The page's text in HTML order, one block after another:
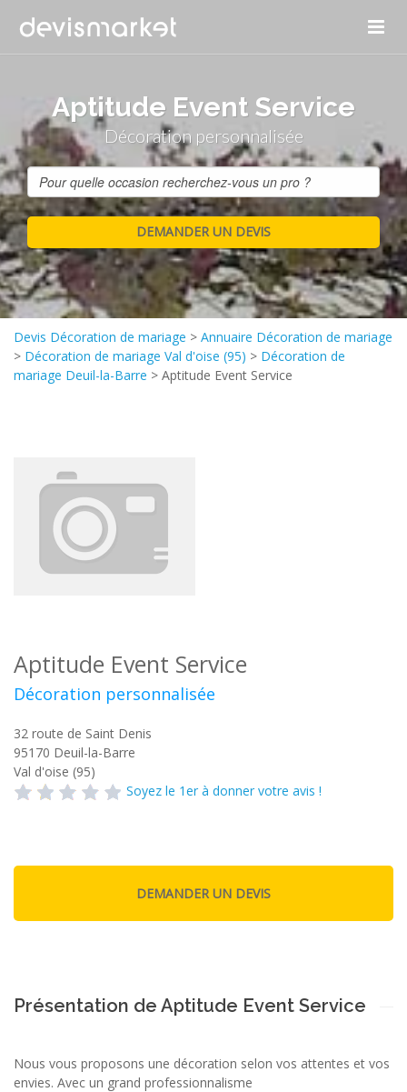
Aptitude Event Service
Décoration personnalisée
Devis Décoration de mariage > Annuaire Décoration de mariage
> Décoration de mariage Val d'oise (95) > Décoration de
mariage Deuil-la-Barre > Aptitude Event Service
Aptitude Event Service
Décoration personnalisée
32 route de Saint Denis
95170 Deuil-la-Barre
Val d'oise (95)
Soyez le 1er à donner votre avis !
Présentation de Aptitude Event Service
Nous vous proposons une décoration selon vos attentes et vos
envies. Avec un grand professionnalisme